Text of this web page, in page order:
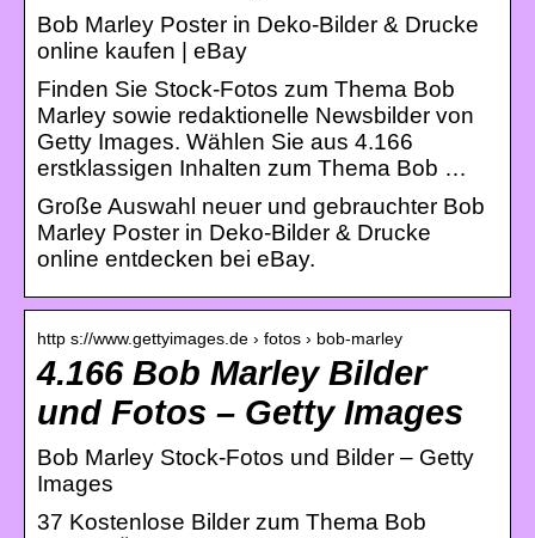
Bob Marley Poster in Deko-Bilder & Drucke
online kaufen | eBay
Finden Sie Stock-Fotos zum Thema Bob
Marley sowie redaktionelle Newsbilder von
Getty Images. Wählen Sie aus 4.166
erstklassigen Inhalten zum Thema Bob …
Große Auswahl neuer und gebrauchter Bob
Marley Poster in Deko-Bilder & Drucke
online entdecken bei eBay.
http s://www.gettyimages.de › fotos › bob-marley
4.166 Bob Marley Bilder
und Fotos – Getty Images
Bob Marley Stock-Fotos und Bilder – Getty
Images
37 Kostenlose Bilder zum Thema Bob